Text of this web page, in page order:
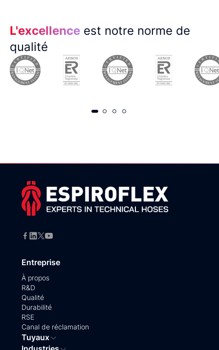
L'excellence est notre norme de
qualité
Entreprise
À propos
R&D
Qualité
Durabilité
RSE
Canal de réclamation
Tuyaux